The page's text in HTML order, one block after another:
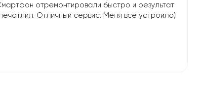
отремонтировали быстро и результат
Отличный сервис. Меня всё устроило)